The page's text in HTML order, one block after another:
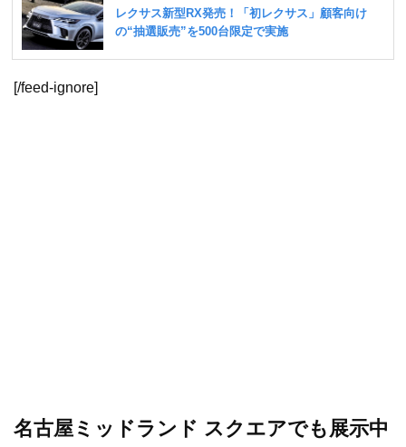
[/feed-ignore]
名古屋ミッドランド スクエアでも展示中